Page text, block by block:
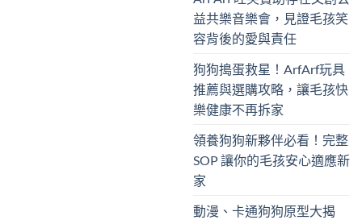
益共樂音樂會，見證毛孩笑
容背後的愛與責任
狗狗搗蛋救星！ArfArf玩具
推薦與選購攻略，讓毛孩快
樂健康不再拆家
領養狗狗新夥伴必看！完整
SOP 讓你的毛孩安心適應新
家
動漫、卡通狗狗原型大揭